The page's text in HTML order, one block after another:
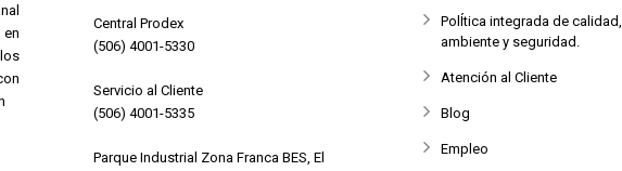
Central Prodex
(506) 4001-5330
Servicio al Cliente
(506) 4001-5335
Parque Industrial Zona Franca BES, El
PolÍtica integrada de calidad,
ambiente y seguridad.
Atención al Cliente
Blog
Empleo